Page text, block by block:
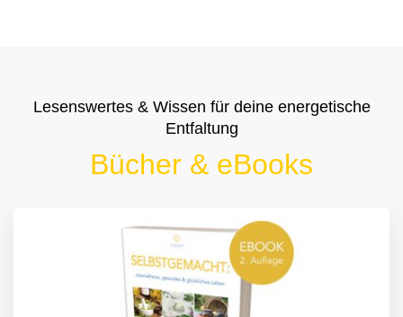
Lesenswertes & Wissen für deine energetische
Entfaltung
Bücher & eBooks